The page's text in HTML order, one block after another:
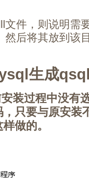
文件，则说明需
然后将其放到该
生成
装过程中没有
只要与原安装
做的。